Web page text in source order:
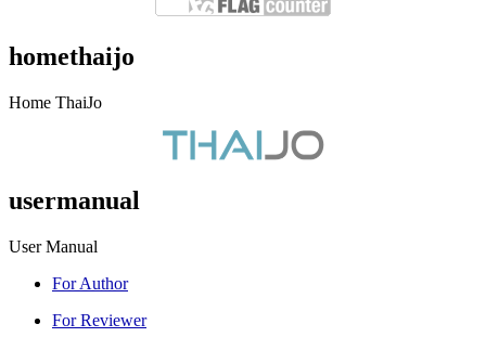
homethaijo
Home ThaiJo
usermanual
User Manual
For Author
For Reviewer